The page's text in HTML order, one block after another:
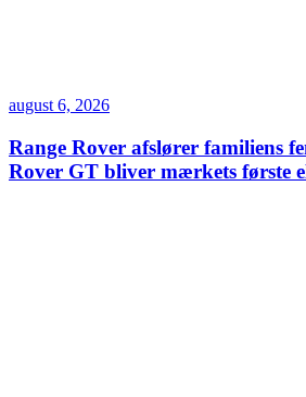
august 6, 2026
Range Rover afslører familiens
Rover GT bliver mærkets første